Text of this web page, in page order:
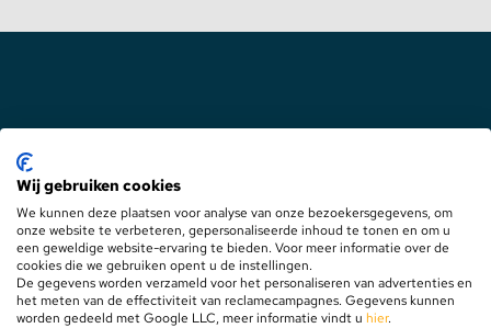
Contact
+31575469884
info@lsxl.nl
Wij gebruiken cookies
We kunnen deze plaatsen voor analyse van onze bezoekersgegevens, om
onze website te verbeteren, gepersonaliseerde inhoud te tonen en om u
een geweldige website-ervaring te bieden. Voor meer informatie over de
cookies die we gebruiken opent u de instellingen.
De gegevens worden verzameld voor het personaliseren van advertenties en
het meten van de effectiviteit van reclamecampagnes. Gegevens kunnen
worden gedeeld met Google LLC, meer informatie vindt u hier.